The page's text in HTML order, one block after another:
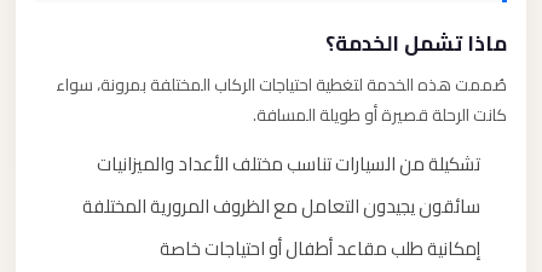
ماذا تشمل الخدمة؟
صُممت هذه الخدمة لتغطية احتياجات الركاب المختلفة بمرونة، سواء
كانت الرحلة قصيرة أو طويلة المسافة.
تشكيلة من السيارات تناسب مختلف الأعداد والميزانيات
سائقون يجيدون التعامل مع الظروف المرورية المختلفة
إمكانية طلب مقاعد أطفال أو احتياجات خاصة